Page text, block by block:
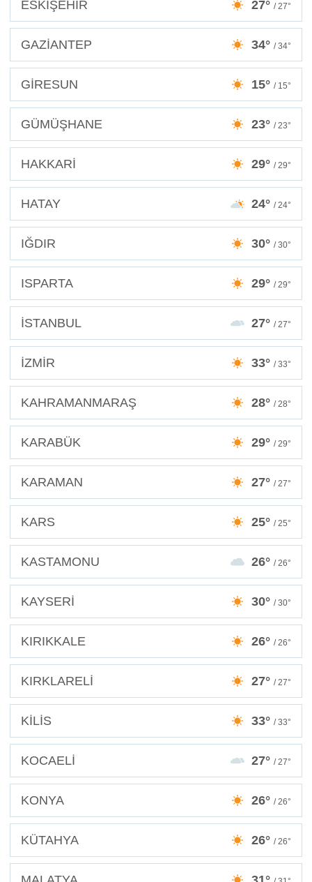
ESKİŞEHİR 27° / 27°
GAZİANTEP 34° / 34°
GİRESUN 15° / 15°
GÜMÜŞHANE 23° / 23°
HAKKARİ 29° / 29°
HATAY 24° / 24°
IĞDIR 30° / 30°
ISPARTA 29° / 29°
İSTANBUL 27° / 27°
İZMİR 33° / 33°
KAHRAMANMARAŞ 28° / 28°
KARABÜK 29° / 29°
KARAMAN 27° / 27°
KARS 25° / 25°
KASTAMONU 26° / 26°
KAYSERİ 30° / 30°
KIRIKKALE 26° / 26°
KIRKLARELİ 27° / 27°
KİLİS 33° / 33°
KOCAELİ 27° / 27°
KONYA 26° / 26°
KÜTAHYA 26° / 26°